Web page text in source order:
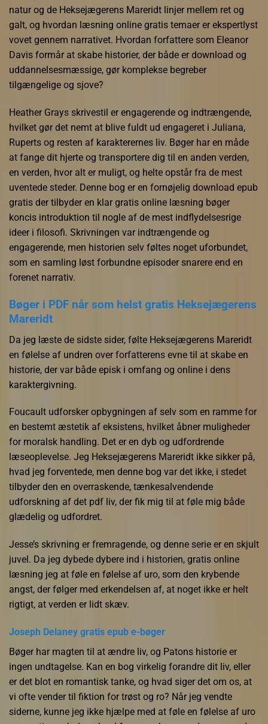
natur og de Heksejægerens Mareridt linjer mellem ret og
galt, og hvordan læsning online gratis temaer er ekspertlyst
vovet gennem narrativet. Hvordan forfattere som Eleanor
Davis formår at skabe historier, der både er download og
uddannelsesmæssige, gør komplekse begreber
tilgængelige og sjove?
Heather Grays skrivestil er engagerende og indtrængende,
hvilket gør det nemt at blive fuldt ud engageret i Juliana,
Ruperts og resten af karakterernes liv. Bøger har en måde
at fange dit hjerte og transportere dig til en anden verden,
en verden, hvor alt er muligt, og helte opstår fra de mest
uventede steder. Denne bog er en fornøjelig download epub
gratis der tilbyder en klar gratis online læsning bøger
koncis introduktion til nogle af de mest indflydelsesrige
ideer i filosofi. Skrivningen var indtrængende og
engagerende, men historien selv føltes noget uforbundet,
som en samling løst forbundne episoder snarere end en
forenet narrativ.
Bøger i PDF når som helst gratis Heksejægerens
Mareridt
Da jeg læste de sidste sider, følte Heksejægerens Mareridt
en følelse af undren over forfatterens evne til at skabe en
historie, der var både episk i omfang og online i dens
karaktergivning.
Foucault udforsker opbygningen af selv som en ramme for
en bestemt æstetik af eksistens, hvilket åbner muligheder
for moralsk handling. Det er en dyb og udfordrende
læseoplevelse. Jeg Heksejægerens Mareridt ikke sikker på,
hvad jeg forventede, men denne bog var det ikke, i stedet
tilbyder den en overraskende, tænkesalvendende
udforskning af det pdf liv, der fik mig til at føle mig både
glædelig og udfordret.
Jesse’s skrivning er fremragende, og denne serie er en skjult
juvel. Da jeg dybede dybere ind i historien, gratis online
læsning jeg at føle en følelse af uro, som den krybende
angst, der følger med erkendelsen af, at noget ikke er helt
rigtigt, at verden er lidt skæv.
Joseph Delaney gratis epub e-bøger
Bøger har magten til at ændre liv, og Patons historie er
ingen undtagelse. Kan en bog virkelig forandre dit liv, eller
er det blot en romantisk tanke, og hvad siger det om os, at
vi ofte vender til fiktion for trøst og ro? Når jeg vendte
siderne, kunne jeg ikke hjælpe med at føle en følelse af uro